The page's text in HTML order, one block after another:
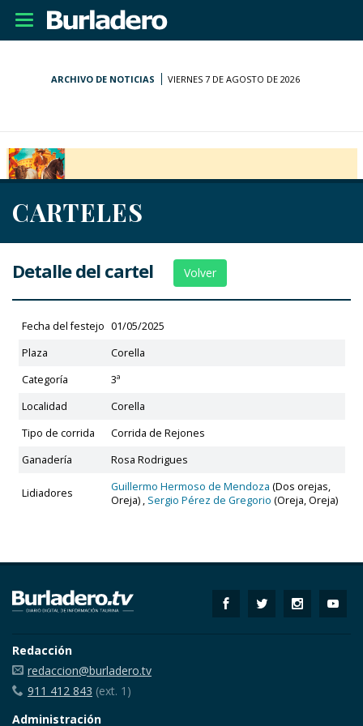
Desplegar
navegación
ARCHIVO DE NOTICIAS VIERNES 7 DE AGOSTO DE 2026
CARTELES
Detalle del cartel Volver
Fecha del festejo 01/05/2025
Plaza
Corella
Categoría
3ª
Localidad
Corella
Tipo de corrida
Corrida de Rejones
Ganadería
Rosa Rodrigues
Lidiadores Guillermo Hermoso de Mendoza (Dos orejas,
Oreja) , Sergio Pérez de Gregorio (Oreja, Oreja)
Redacción
redaccion@burladero.tv
911 412 843 (ext. 1)
Administración